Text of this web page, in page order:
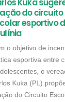
Kuka
do circuito
esportivo
o objetivo de
esportiva entre
o
Kuka (PL)
do Circuito